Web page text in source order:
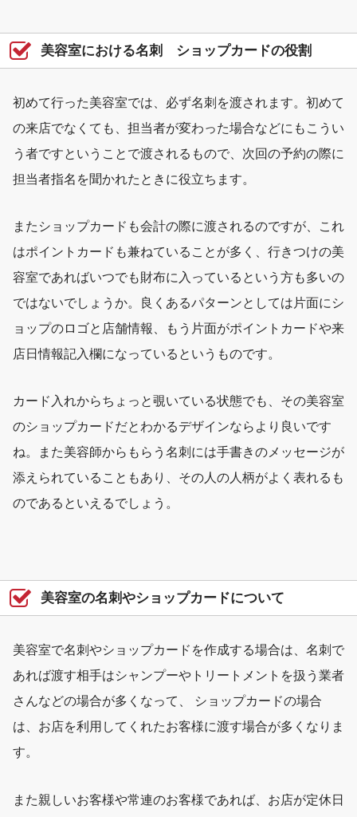
美容室における名刺 ショップカードの役割
初めて行った美容室では、必ず名刺を渡されます。初めて
の来店でなくても、担当者が変わった場合などにもこうい
う者ですということで渡されるもので、次回の予約の際に
担当者指名を聞かれたときに役立ちます。
またショップカードも会計の際に渡されるのですが、これ
はポイントカードも兼ねていることが多く、行きつけの美
容室であればいつでも財布に入っているという方も多いの
ではないでしょうか。良くあるパターンとしては片面にシ
ョップのロゴと店舗情報、もう片面がポイントカードや来
店日情報記入欄になっているというものです。
カード入れからちょっと覗いている状態でも、その美容室
のショップカードだとわかるデザインならより良いです
ね。また美容師からもらう名刺には手書きのメッセージが
添えられていることもあり、その人の人柄がよく表れるも
のであるといえるでしょう。
美容室の名刺やショップカードについて
美容室で名刺やショップカードを作成する場合は、名刺で
あれば渡す相手はシャンプーやトリートメントを扱う業者
さんなどの場合が多くなって、 ショップカードの場合
は、お店を利用してくれたお客様に渡す場合が多くなりま
す。
また親しいお客様や常連のお客様であれば、お店が定休日